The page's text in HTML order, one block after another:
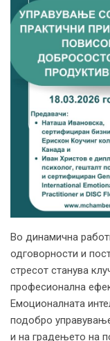
Во динамична
одговорности и
стресот станува
професионална
Емоционалната
подобро
и на градењето на